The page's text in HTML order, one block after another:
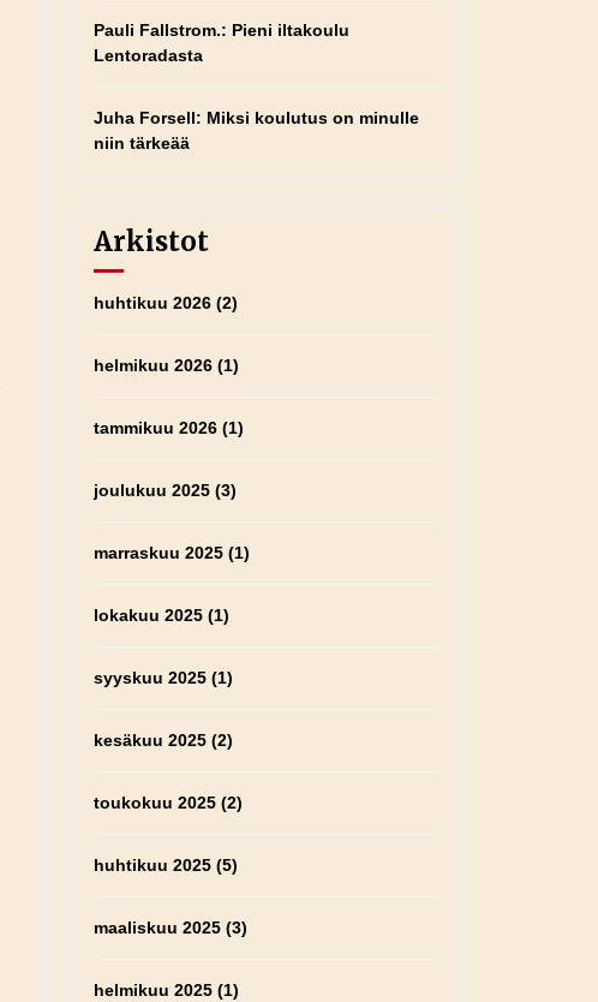
Pauli Fallstrom.: Pieni iltakoulu
Lentoradasta
Juha Forsell: Miksi koulutus on minulle
niin tärkeää
Arkistot
huhtikuu 2026 (2)
helmikuu 2026 (1)
tammikuu 2026 (1)
joulukuu 2025 (3)
marraskuu 2025 (1)
lokakuu 2025 (1)
syyskuu 2025 (1)
kesäkuu 2025 (2)
toukokuu 2025 (2)
huhtikuu 2025 (5)
maaliskuu 2025 (3)
helmikuu 2025 (1)